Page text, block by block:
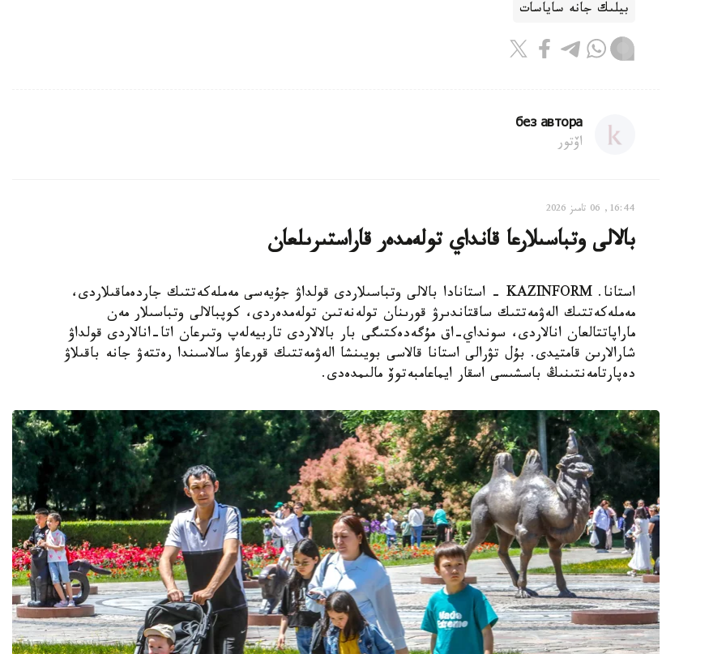
بيلىك جانە ساياسات
без автора
اۆتور
16:44, 06 تامىز 2026
بالالى وتباسىلارعا قانداي تولەمدەر قاراستىرىلعان
استانا. KAZINFORM - استانادا بالالى وتباسىلاردى قولداۋ جۇيەسى مەملەكەتتىك جاردەماقىلاردى،
مەملەكەتتىك الەۋمەتتىك ساقتاندىرۋ قورىنان تولەنەتىن تولەمدەردى، كوپبالالى وتباسىلار مەن
ماراپاتتالعان انالاردى، سونداي-اق مۇگەدەكتىگى بار بالالاردى تاربيەلەپ وتىرعان اتا-انالاردى قولداۋ
شارالارىن قامتيدى. بۇل تۋرالى استانا قالاسى بويىنشا الەۋمەتتىك قورعاۋ سالاسىندا رەتتەۋ جانە باقىلاۋ
دەپارتامەنتىنىڭ باسشىسى اسقار ايماعامبەتوۆ مالىمدەدى.